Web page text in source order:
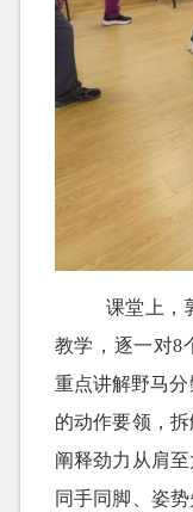
课堂上，
教学，逐一对8
重点讲解野马
的动作要领，
阐释劲力从肩
同手同脚、姿